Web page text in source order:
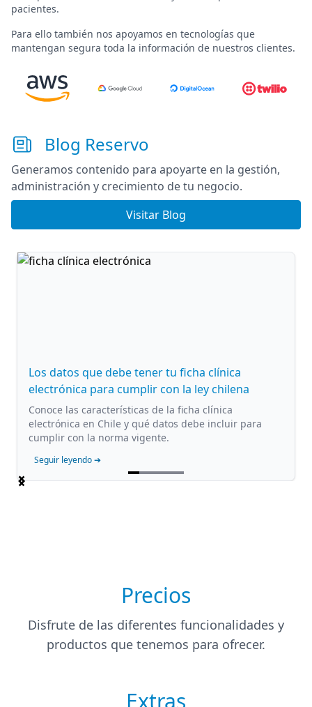
pacientes.
Para ello también nos apoyamos en tecnologías que
mantengan segura toda la información de nuestros clientes.
Blog Reservo
Generamos contenido para apoyarte en la gestión,
administración y crecimiento de tu negocio.
Visitar Blog
Los datos que debe tener tu ficha clínica
electrónica para cumplir con la ley chilena
Conoce las características de la ficha clínica
electrónica en Chile y qué datos debe incluir para
cumplir con la norma vigente.
Seguir leyendo ➔
Item
Precios
Disfrute de las diferentes funcionalidades y
productos que tenemos para ofrecer.